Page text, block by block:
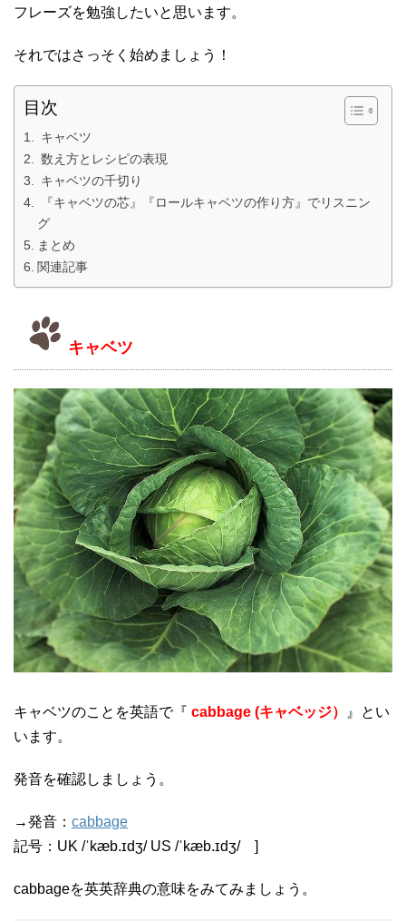
フレーズを勉強したいと思います。
それではさっそく始めましょう！
目次
キャベツ
数え方とレシピの表現
キャベツの千切り
『キャベツの芯』『ロールキャベツの作り方』でリスニン
グ
まとめ
関連記事
キャベツ
キャベツのことを英語で『 cabbage (キャベッジ）
』とい
います。
発音を確認しましょう。
→発音： cabbage
記号： UK /ˈkæb.ɪdʒ/ US /ˈkæb.ɪdʒ/]
cabbageを英英辞典の意味をみてみましょう。